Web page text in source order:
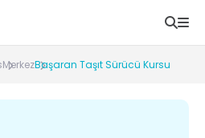
MerkezBaşaran Taşıt Sürücü Kursu